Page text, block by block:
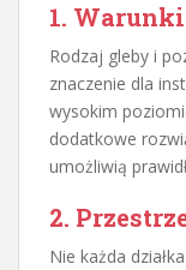
1.
Rodzaj gleby i
znaczenie dla
wysokim
dodatkowe
umożliwią
2.
Nie każda